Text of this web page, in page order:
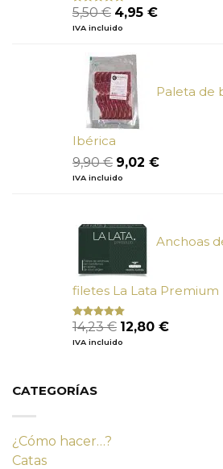
Valorado
con
de
5
5,50€ El
precio
era:
5,50 €.
4,95 €El
IVA incluido
Paleta de
Ibérica
9,90€ El
precio
9,90 €.
9,02 €El
IVA incluido
Anchoas
filetes La Lata Premium
Valorado
con
de 5
14,23€ El
precio
12,80 €El
IVA incluido
CATEGORÍAS
¿Cómo hacer…?
Catas